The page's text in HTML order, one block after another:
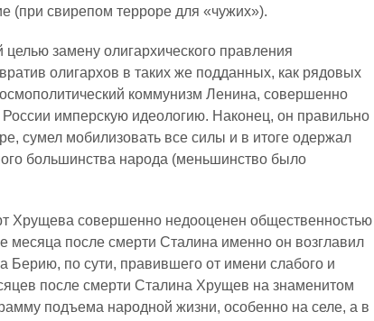
(при свирепом терроре для «чужих»).
замену олигархического правления
олигархов в таких же подданных, как рядовых
коммунизм Ленина, совершенно
имперскую идеологию. Наконец, он правильно
сумел мобилизовать все силы и в итоге одержал
большинства народа (меньшинство было
Хрущева совершенно недооценен общественностью
месяца после смерти Сталина именно он возглавил
Берию, по сути, правившего от имени слабого и
после смерти Сталина Хрущев на знаменитом
подъема народной жизни, особенно на селе, а в